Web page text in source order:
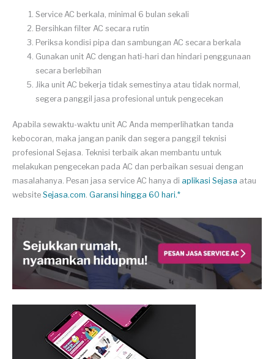
Service AC berkala, minimal 6 bulan sekali
Bersihkan filter AC secara rutin
Periksa kondisi pipa dan sambungan AC secara berkala
Gunakan unit AC dengan hati-hari dan hindari penggunaan
secara berlebihan
Jika unit AC bekerja tidak semestinya atau tidak normal,
segera panggil jasa profesional untuk pengecekan
Apabila sewaktu-waktu unit AC Anda memperlihatkan tanda
kebocoran, maka jangan panik dan segera panggil teknisi
profesional Sejasa. Teknisi terbaik akan membantu untuk
melakukan pengecekan pada AC dan perbaikan sesuai dengan
masalahanya. Pesan jasa service AC hanya di aplikasi Sejasa atau
website Sejasa.com. Garansi hingga 60 hari.*